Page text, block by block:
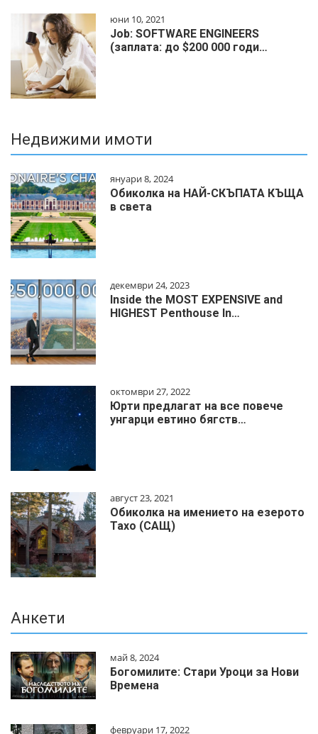
юни 10, 2021
Job: SOFTWARE ENGINEERS
(заплата: до $200 000 годи…
Недвижими имоти
януари 8, 2024
Обиколка на НАЙ-СКЪПАТА КЪЩА
в света
декември 24, 2023
Inside the MOST EXPENSIVE and
HIGHEST Penthouse In…
октомври 27, 2022
Юрти предлагат на все повече
унгарци евтино бягств…
август 23, 2021
Обиколка на имението на езерото
Тахо (САЩ)
Анкети
май 8, 2024
Богомилите: Стари Уроци за Нови
Времена
февруари 17, 2022